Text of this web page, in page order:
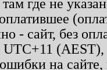
где не
- сайт, без
UTC+11
на